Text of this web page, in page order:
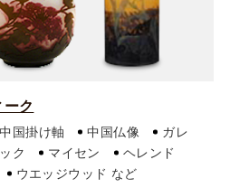
ク
中国掛け軸 中国仏像
ガレ
ク マイセン
ヘレンド
ウエッジウッド